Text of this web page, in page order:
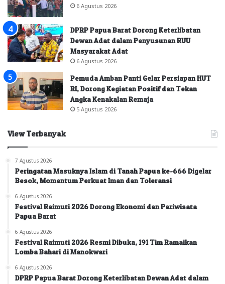
6 Agustus 2026
DPRP Papua Barat Dorong Keterlibatan
Dewan Adat dalam Penyusunan RUU
Masyarakat Adat
6 Agustus 2026
Pemuda Amban Panti Gelar Persiapan HUT
RI, Dorong Kegiatan Positif dan Tekan
Angka Kenakalan Remaja
5 Agustus 2026
View Terbanyak
7 Agustus 2026
Peringatan Masuknya Islam di Tanah Papua ke-666 Digelar
Besok, Momentum Perkuat Iman dan Toleransi
6 Agustus 2026
Festival Raimuti 2026 Dorong Ekonomi dan Pariwisata
Papua Barat
6 Agustus 2026
Festival Raimuti 2026 Resmi Dibuka, 191 Tim Ramaikan
Lomba Bahari di Manokwari
6 Agustus 2026
DPRP Papua Barat Dorong Keterlibatan Dewan Adat dalam